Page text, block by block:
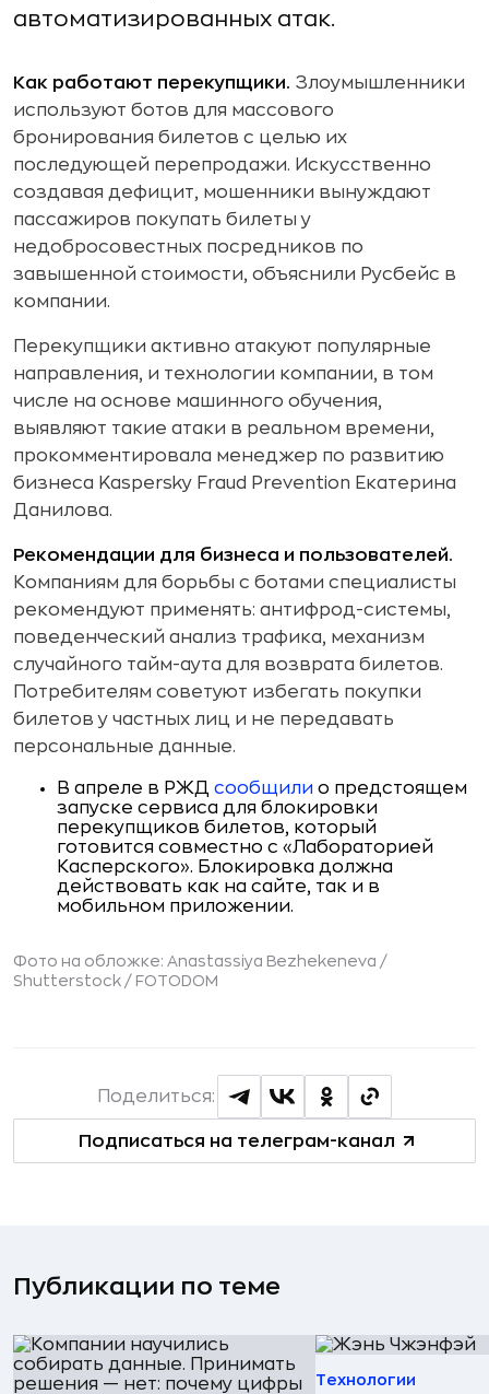
автоматизированных атак.
Как работают перекупщики. Злоумышленники
используют ботов для массового
бронирования билетов с целью их
последующей перепродажи. Искусственно
создавая дефицит, мошенники вынуждают
пассажиров покупать билеты у
недобросовестных посредников по
завышенной стоимости, объяснили Русбейс в
компании.
Перекупщики активно атакуют популярные
направления, и технологии компании, в том
числе на основе машинного обучения,
выявляют такие атаки в реальном времени,
прокомментировала менеджер по развитию
бизнеса Kaspersky Fraud Prevention Екатерина
Данилова.
Рекомендации для бизнеса и пользователей.
Компаниям для борьбы с ботами специалисты
рекомендуют применять: антифрод-системы,
поведенческий анализ трафика, механизм
случайного тайм-аута для возврата билетов.
Потребителям советуют избегать покупки
билетов у частных лиц и не передавать
персональные данные.
В апреле в РЖД сообщили о предстоящем
запуске сервиса для блокировки
перекупщиков билетов, который
готовится совместно с «Лабораторией
Касперского». Блокировка должна
действовать как на сайте, так и в
мобильном приложении.
Фото на обложке: Anastassiya Bezhekeneva /
Shutterstock / FOTODOM
Подписаться на телеграм-канал
Поделиться:
Публикации по теме
Технологии